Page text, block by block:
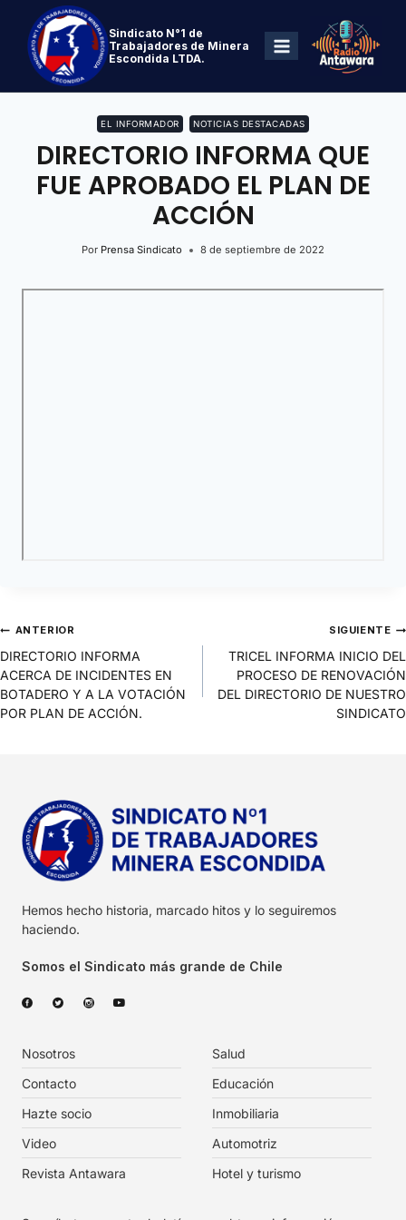
Sindicato N°1 de
Trabajadores de Minera
Escondida LTDA.
EL INFORMADOR NOTICIAS DESTACADAS
DIRECTORIO INFORMA QUE
FUE APROBADO EL PLAN DE
ACCIÓN
Por Prensa Sindicato 8 de septiembre de 2022
ANTERIOR
DIRECTORIO INFORMA
ACERCA DE INCIDENTES EN
BOTADERO Y A LA VOTACIÓN
POR PLAN DE ACCIÓN.
SIGUIENTE
TRICEL INFORMA INICIO DEL
PROCESO DE RENOVACIÓN
DEL DIRECTORIO DE NUESTRO
SINDICATO
Hemos hecho historia, marcado hitos y lo seguiremos
haciendo.
Somos el Sindicato más grande de Chile
Nosotros
Contacto
Hazte socio
Video
Revista Antawara
Salud
Educación
Inmobiliaria
Automotriz
Hotel y turismo